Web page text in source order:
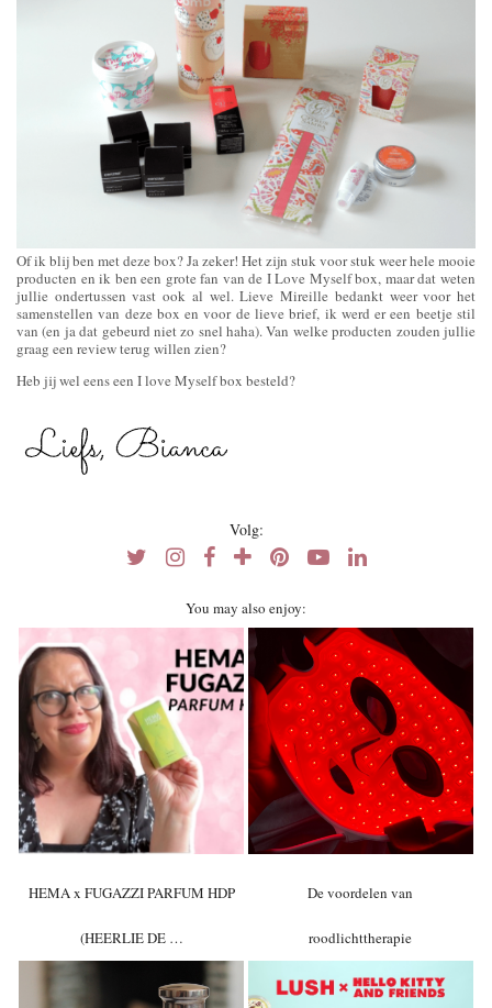
Of ik blij ben met deze box? Ja zeker! Het zijn stuk voor stuk weer hele mooie
producten en ik ben een grote fan van de I Love Myself box, maar dat weten
jullie ondertussen vast ook al wel. Lieve Mireille bedankt weer voor het
samenstellen van deze box en voor de lieve brief, ik werd er een beetje stil
van (en ja dat gebeurd niet zo snel haha). Van welke producten zouden jullie
graag een review terug willen zien?
Heb jij wel eens een I love Myself box besteld?
Volg:
You may also enjoy:
HEMA x FUGAZZI PARFUM HDP
(HEERLIE DE …
De voordelen van
roodlichttherapie